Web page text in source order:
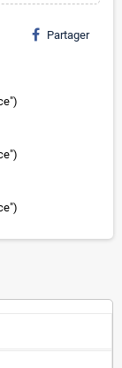
Partager